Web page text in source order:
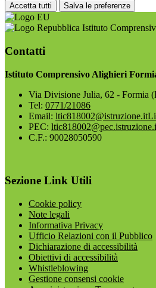
Accetta tutti Salva le preferenze
Istituto
Contatti
Istituto Comprensivo Alighieri
Via Divisione Julia, 62 - Formia
Tel: 0771/21086
Email: ltic818002@istruzione.it
PEC:
C.F.: 90028050590
Sezione Link Utili
Cookie policy
Note legali
Informativa Privacy
Ufficio Relazioni con il Pubblico
Dichiarazione di accessibilità
Obiettivi di accessibilità
Whistleblowing
Gestione consensi cookie